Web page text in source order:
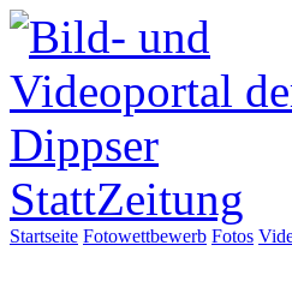
Startseite Fotowettbewerb Fotos